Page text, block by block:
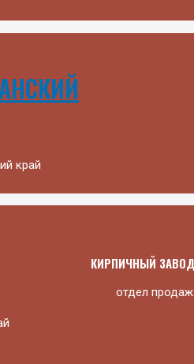
край
КИРПИЧНЫЙ
отдел